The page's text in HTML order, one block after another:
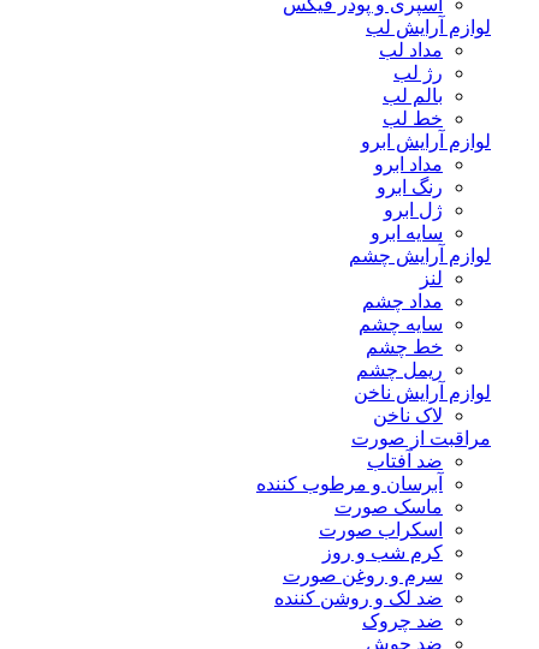
لوازم آرایش لب
مداد لب
رژ لب
بالم لب
خط لب
لوازم آرایش ابرو
مداد ابرو
رنگ ابرو
ژل ابرو
سایه ابرو
لوازم آرایش چشم
لنز
مداد چشم
سایه چشم
خط چشم
ریمل چشم
لوازم آرایش ناخن
لاک ناخن
مراقبت از صورت
ضد آفتاب
آبرسان و مرطوب کننده
ماسک صورت
اسکراب صورت
کرم شب و روز
سرم و روغن صورت
ضد لک و روشن کننده
ضد چروک
ضد جوش